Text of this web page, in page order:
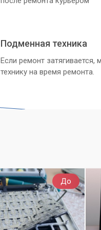
Подменная техника
Если ремонт
технику на время ремонта.
До